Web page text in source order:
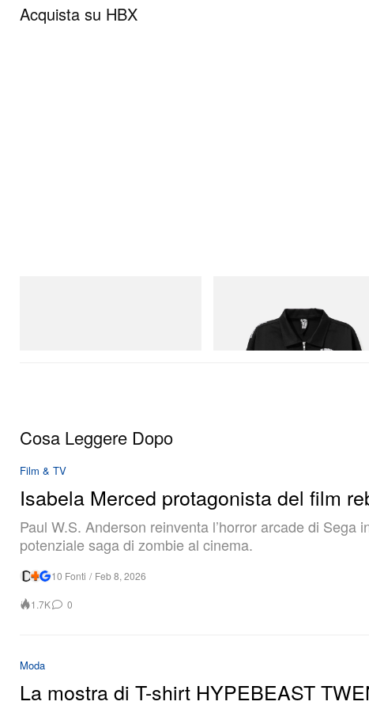
Acquista su HBX
Billionaire Boys Club X Initial D
Acquista ora
Cosa Leggere Dopo
Film & TV
Isabela Merced protagonista del film
Paul W.S. Anderson reinventa l’horror arcade di
potenziale saga di zombie al cinema.
10 Fonti / Feb 8, 2026
1.7K 0
Moda
La mostra di T-shirt HYPEBEAST